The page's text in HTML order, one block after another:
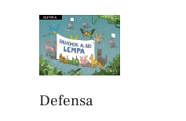
Defensa